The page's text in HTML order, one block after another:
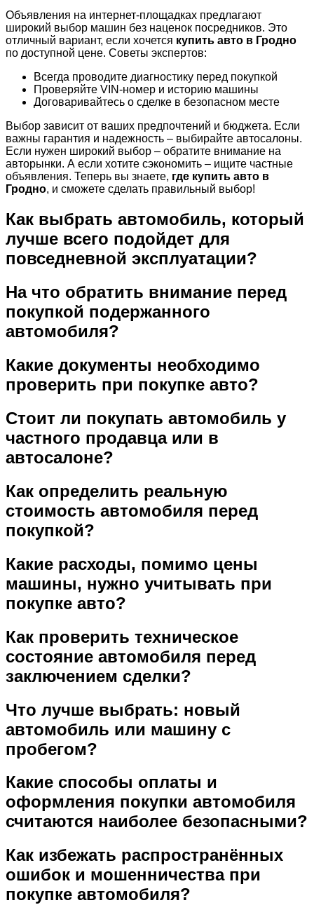
Объявления на интернет-площадках предлагают
широкий выбор машин без наценок посредников. Это
отличный вариант, если хочется купить авто в Гродно
по доступной цене. Советы экспертов:
Всегда проводите диагностику перед покупкой
Проверяйте VIN-номер и историю машины
Договаривайтесь о сделке в безопасном месте
Выбор зависит от ваших предпочтений и бюджета. Если
важны гарантия и надежность – выбирайте автосалоны.
Если нужен широкий выбор – обратите внимание на
авторынки. А если хотите сэкономить – ищите частные
объявления. Теперь вы знаете, где купить авто в
Гродно, и сможете сделать правильный выбор!
Как выбрать автомобиль, который
лучше всего подойдет для
повседневной эксплуатации?
На что обратить внимание перед
покупкой подержанного
автомобиля?
Какие документы необходимо
проверить при покупке авто?
Стоит ли покупать автомобиль у
частного продавца или в
автосалоне?
Как определить реальную
стоимость автомобиля перед
покупкой?
Какие расходы, помимо цены
машины, нужно учитывать при
покупке авто?
Как проверить техническое
состояние автомобиля перед
заключением сделки?
Что лучше выбрать: новый
автомобиль или машину с
пробегом?
Какие способы оплаты и
оформления покупки автомобиля
считаются наиболее безопасными?
Как избежать распространённых
ошибок и мошенничества при
покупке автомобиля?